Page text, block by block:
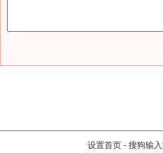
设置首页 - 搜狗输